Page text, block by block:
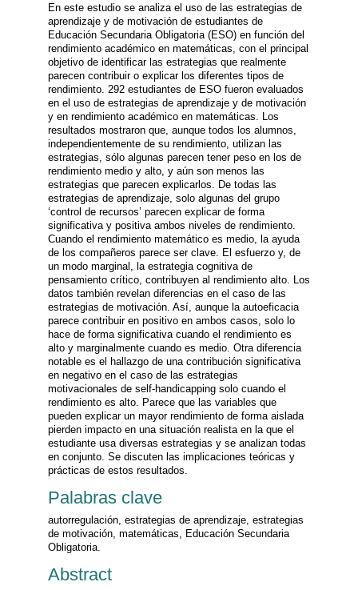
En este estudio se analiza el uso de las estrategias de
aprendizaje y de motivación de estudiantes de
Educación Secundaria Obligatoria (ESO) en función del
rendimiento académico en matemáticas, con el principal
objetivo de identificar las estrategias que realmente
parecen contribuir o explicar los diferentes tipos de
rendimiento. 292 estudiantes de ESO fueron evaluados
en el uso de estrategias de aprendizaje y de motivación
y en rendimiento académico en matemáticas. Los
resultados mostraron que, aunque todos los alumnos,
independientemente de su rendimiento, utilizan las
estrategias, sólo algunas parecen tener peso en los de
rendimiento medio y alto, y aún son menos las
estrategias que parecen explicarlos. De todas las
estrategias de aprendizaje, solo algunas del grupo
‘control de recursos’ parecen explicar de forma
significativa y positiva ambos niveles de rendimiento.
Cuando el rendimiento matemático es medio, la ayuda
de los compañeros parece ser clave. El esfuerzo y, de
un modo marginal, la estrategia cognitiva de
pensamiento crítico, contribuyen al rendimiento alto. Los
datos también revelan diferencias en el caso de las
estrategias de motivación. Así, aunque la autoeficacia
parece contribuir en positivo en ambos casos, solo lo
hace de forma significativa cuando el rendimiento es
alto y marginalmente cuando es medio. Otra diferencia
notable es el hallazgo de una contribución significativa
en negativo en el caso de las estrategias
motivacionales de self-handicapping solo cuando el
rendimiento es alto. Parece que las variables que
pueden explicar un mayor rendimiento de forma aislada
pierden impacto en una situación realista en la que el
estudiante usa diversas estrategias y se analizan todas
en conjunto. Se discuten las implicaciones teóricas y
prácticas de estos resultados.
Palabras clave
autorregulación, estrategias de aprendizaje, estrategias
de motivación, matemáticas, Educación Secundaria
Obligatoria.
Abstract